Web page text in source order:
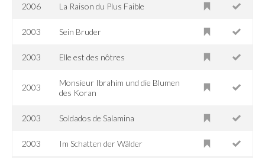
2006 La Raison du Plus Faible
2003 Sein Bruder
2003 Elle est des nôtres
2003
Monsieur Ibrahim und die Blumen
des Koran
2003 Soldados de Salamina
2003 Im Schatten der Wälder